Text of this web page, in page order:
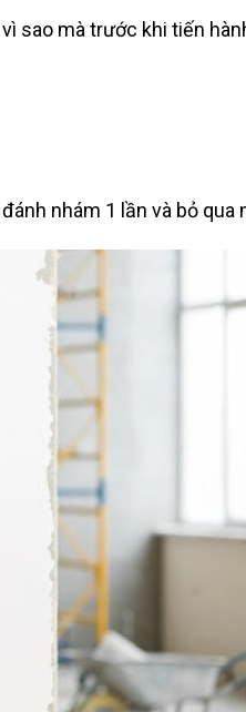
sao mà trước khi tiến
nhám 1 lần và bỏ qua